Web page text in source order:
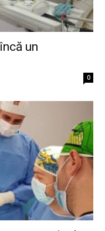
un
0